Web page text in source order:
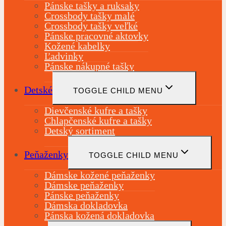
Pánske tašky a ruksaky
Crossbody tašky malé
Crossbody tašky veľké
Pánske pracovné aktovky
Kožené kabelky
Ľadvinky
Pánske nákupné tašky
Detské TOGGLE CHILD MENU
Dievčenské kufre a tašky
Chlapčenské kufre a tašky
Detský sortiment
Peňaženky TOGGLE CHILD MENU
Dámske kožené peňaženky
Dámske peňaženky
Pánske peňaženky
Dámska dokladovka
Pánska kožená dokladovka